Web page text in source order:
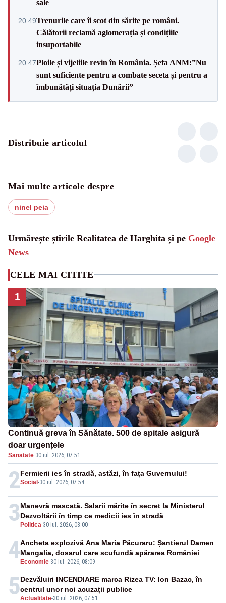
sale
20:49Trenurile care îi scot din sărite pe români.
Călătorii reclamă aglomerația și condițiile
insuportabile
20:47Ploile și vijeliile revin în România. Șefa ANM:”Nu
sunt suficiente pentru a combate seceta și pentru a
îmbunătăți situația Dunării”
Distribuie articolul
Mai multe articole despre
ninel peia
Urmărește știrile Realitatea de Harghita și pe Google
News
CELE MAI CITITE
1
Continuă greva în Sănătate. 500 de spitale asigură
doar urgențele
Sanatate·30 iul. 2026, 07:51
2Social -30 iul. 2026, 07:54
Fermierii ies în stradă, astăzi, în fața Guvernului!
3 Politica-30 iul. 2026, 08:00
Manevră mascată. Salarii mărite în secret la Ministerul
Dezvoltării în timp ce medicii ies în stradă
4 Economie-30 iul. 2026, 08:09
Ancheta explozivă Ana Maria Păcuraru: Șantierul Damen
Mangalia, dosarul care scufundă apărarea României
5Actualitate-30 iul. 2026, 07:51
Dezvăluiri INCENDIARE marca Rizea TV: Ion Bazac, în
centrul unor noi acuzații publice